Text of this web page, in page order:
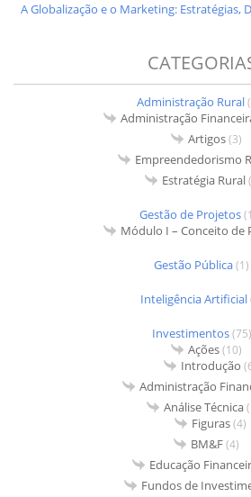
A Globalização e o Marketing: Estratégias,
Administração Rural
Administração
Artigos(3)
Empreendedorismo
Estratégia Rural
Gestão de Projetos
Módulo I – Conceito de
Gestão Pública(1)
Inteligência Artificial
Investimentos(75)
Ações(10)
Introdução
Administração
Análise Técnica
Figuras(4)
BM&F(4)
Educação
Fundos de